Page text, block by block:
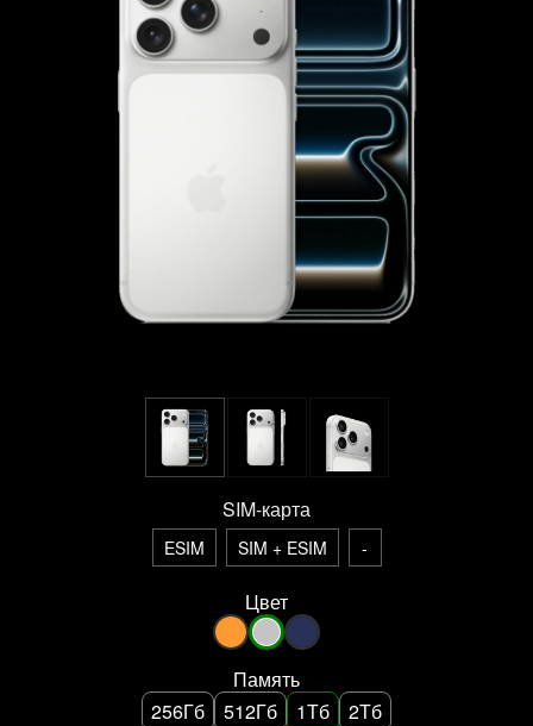
SIM-карта
ESIM SIM + ESIM -
Цвет
Память
256Гб
512Гб 1Тб 2Тб